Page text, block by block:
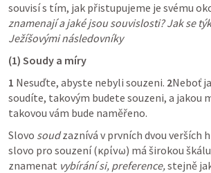
souvisí s tím, jak přistupujeme je svému
znamenají a jaké jsou souvislosti? Jak se
Ježíšovými následovníky
(1) Soudy a míry
1 Nesuďte, abyste nebyli souzeni. 2Neboť
soudíte, takovým budete souzeni, a jakou
takovou vám bude naměřeno.
Slovo soud zaznívá v prvních dvou verších
slovo pro souzení (κρίνω) má širokou
znamenat vybírání si, preference, stejně